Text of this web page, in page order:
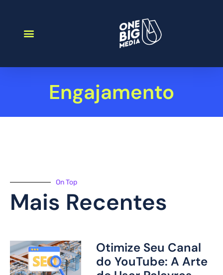
Engajamento
On Top
Mais Recentes
Otimize Seu Canal
do YouTube: A Arte